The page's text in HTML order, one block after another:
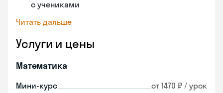
с учениками
Читать дальше
Услуги и цены
Математика
Мини-курс от 1470 ₽ / урок